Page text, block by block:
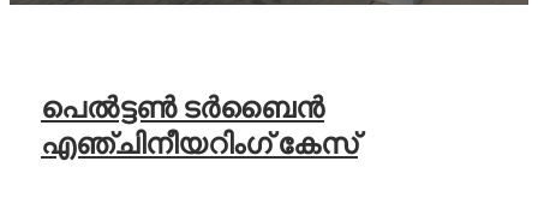
പെൽട്ടൺ ടർബൈൻ
എഞ്ചിനീയറിംഗ് കേസ്